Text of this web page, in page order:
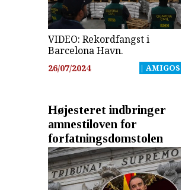
VIDEO: Rekordfangst i
Barcelona Havn.
26/07/2024 | AMIGOS
Højesteret indbringer
amnestiloven for
forfatningsdomstolen